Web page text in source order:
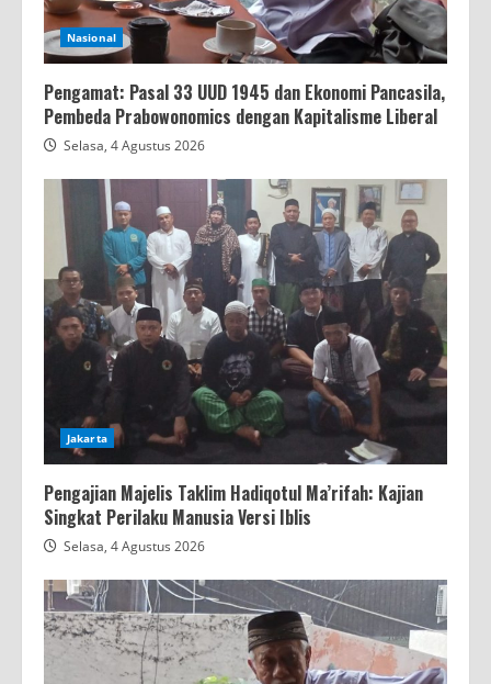
Nasional
Pengamat: Pasal 33 UUD 1945 dan Ekonomi Pancasila,
Pembeda Prabowonomics dengan Kapitalisme Liberal
Selasa, 4 Agustus 2026
Jakarta
Pengajian Majelis Taklim Hadiqotul Ma’rifah: Kajian
Singkat Perilaku Manusia Versi Iblis
Selasa, 4 Agustus 2026